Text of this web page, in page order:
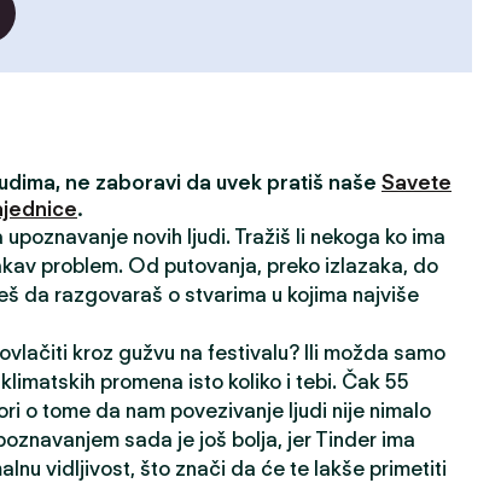
ne zaboravi da uvek pratiš naše Savete
.
novih ljudi. Tražiš li nekoga ko ima
problem. Od putovanja, preko izlazaka, do
da razgovaraš o stvarima u kojima najviše
kroz gužvu na festivalu? Ili možda samo
promena isto koliko i tebi. Čak 55
o tome da nam povezivanje ljudi nije nimalo
sada je još bolja, jer Tinder ima
vidljivost, što znači da će te lakše primetiti